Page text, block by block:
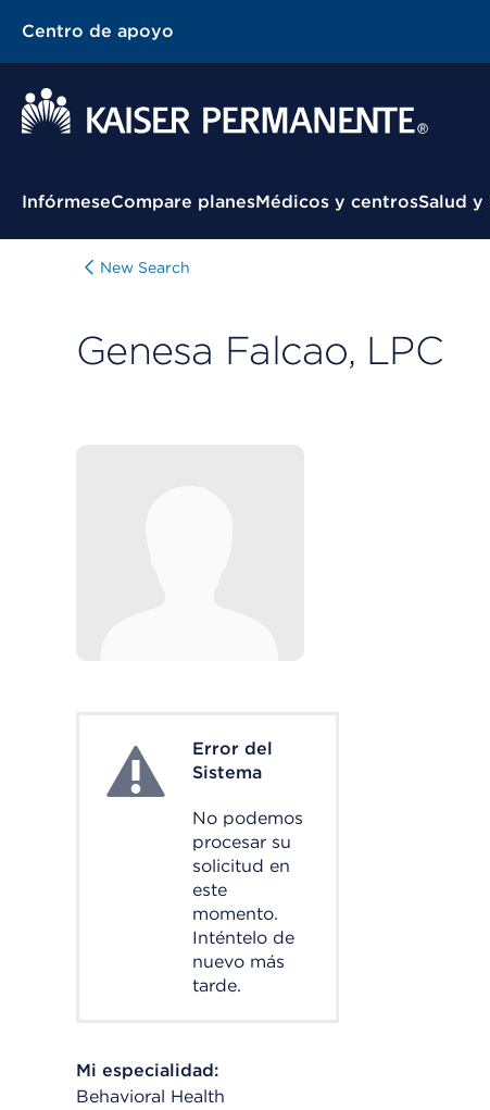
Centro de apoyo
Menú contextual
InfórmeseCompare planesMédicos y centrosSalud
New Search
Genesa Falcao, LPC
System ErrorError del
Sistema
No podemos
procesar su
solicitud en
este
momento.
Inténtelo de
nuevo más
tarde.
Mi especialidad:
Behavioral Health